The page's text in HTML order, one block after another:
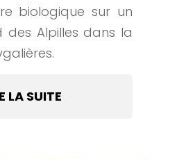
biologique sur un
des Alpilles dans la
LA SUITE